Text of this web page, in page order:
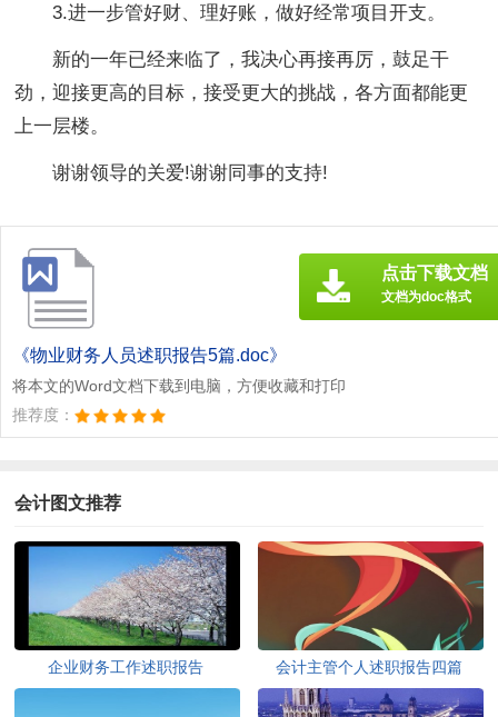
3.进一步管好财、理好账，做好经常项目开支。
新的一年已经来临了，我决心再接再厉，鼓足干
劲，迎接更高的目标，接受更大的挑战，各方面都能更
上一层楼。
谢谢领导的关爱!谢谢同事的支持!
《物业财务人员述职报告5篇.doc》
将本文的Word文档下载到电脑，方便收藏和打印
推荐度：
点击下载文档
文档为doc格式
会计图文推荐
企业财务工作述职报告 会计主管个人述职报告四篇